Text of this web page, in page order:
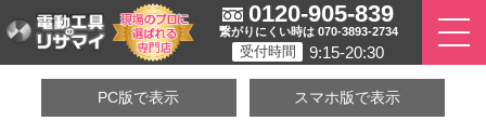
0120-905-839
繋がりにくい時は 070-3893-2734
受付時間 9:15-20:30
PC版で表示 スマホ版で表示